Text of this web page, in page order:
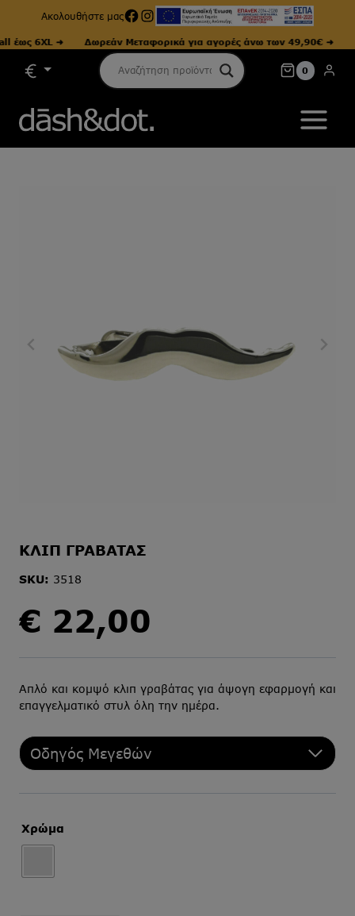
Ακολουθήστε μαςFacebook
Instagram
6XL ➜ Δωρεάν Μεταφορικά για αγορές άνω των 49,90€ ➜
0
ΚΛΙΠ ΓΡΑΒΑΤΑΣ
SKU: 3518
€ 22,00
Απλό και κομψό κλιπ γραβάτας για άψογη εφαρμογή και
επαγγελματικό στυλ όλη την ημέρα.
Οδηγός Μεγεθών
Χρώμα